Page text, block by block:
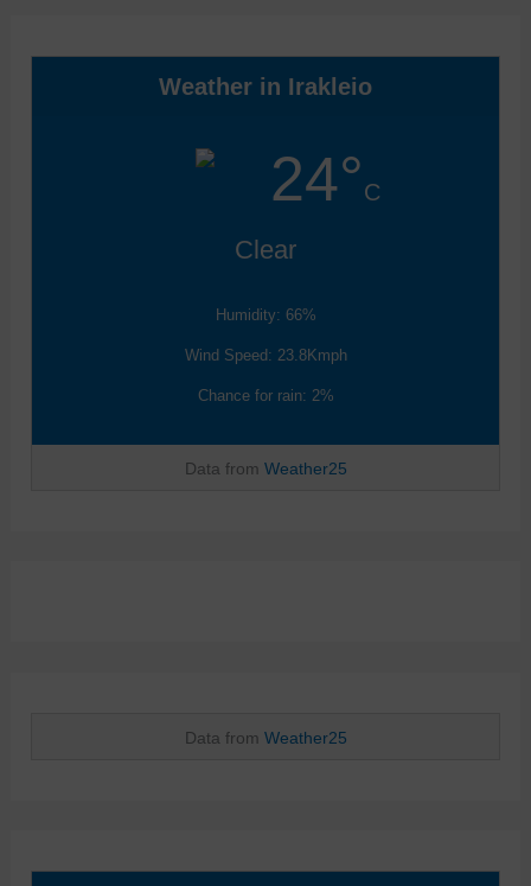
Weather in Irakleio
24°C
Clear
Humidity: 66%
Wind Speed: 23.8Kmph
Chance for rain: 2%
Data from Weather25
Data from Weather25